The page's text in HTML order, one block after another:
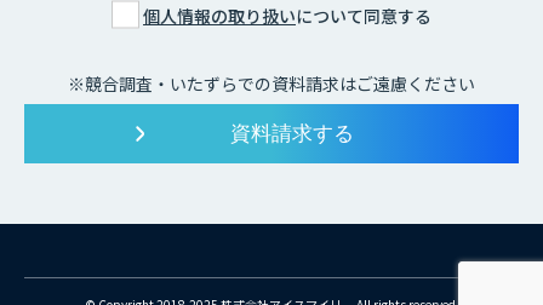
個人情報の取り扱いについて同意する
※競合調査・いたずらでの資料請求はご遠慮ください